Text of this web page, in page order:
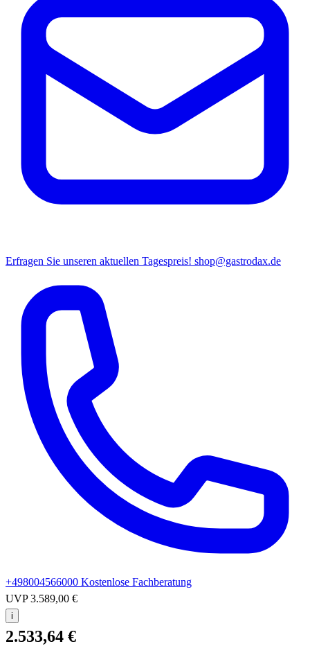
Erfragen Sie unseren aktuellen Tagespreis! shop@gastrodax.de
+498004566000 Kostenlose Fachberatung
UVP3.589,00 €
i
2.533,64 €